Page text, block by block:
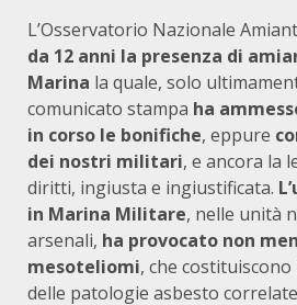
L’Osservatorio Nazionale
da 12 anni la presenza di
Marina la quale, solo
comunicato stampa ha
in corso le bonifiche, eppure
dei nostri militari, e ancora la
diritti, ingiusta e ingiustificata.
in Marina Militare, nelle unità
arsenali, ha provocato non
mesoteliomi, che
delle patologie asbesto